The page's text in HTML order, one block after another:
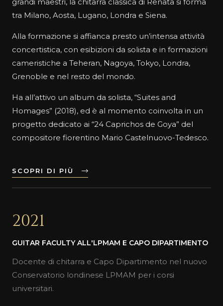
tra Milano, Aosta, Lugano, Londra e Siena.
Alla formazione si affianca presto un’intensa attività
concertistica, con esibizioni da solista e in formazioni
cameristiche a Teheran, Nagoya, Tokyo, Londra,
Grenoble e nel resto del mondo.
Ha all’attivo un album da solista, “Suites and
Homages” (2018), ed è al momento coinvolta in un
progetto dedicato ai “24 Caprichos de Goya” del
compositore fiorentino Mario Castelnuovo-Tedesco.
SCOPRI DI PIÙ
2021
GUITAR FACULTY ALL'LPMAM E CAPO DIPARTIMENTO
Docente di chitarra e Capo Dipartimento nel nuovo
Conservatorio londinese LPMAM per i corsi
universitari.